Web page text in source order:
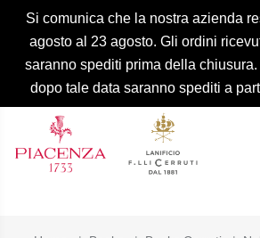
Si comunica che la nostra azienda
agosto al 23 agosto. Gli ordini
saranno spediti prima della
dopo tale data saranno spediti a